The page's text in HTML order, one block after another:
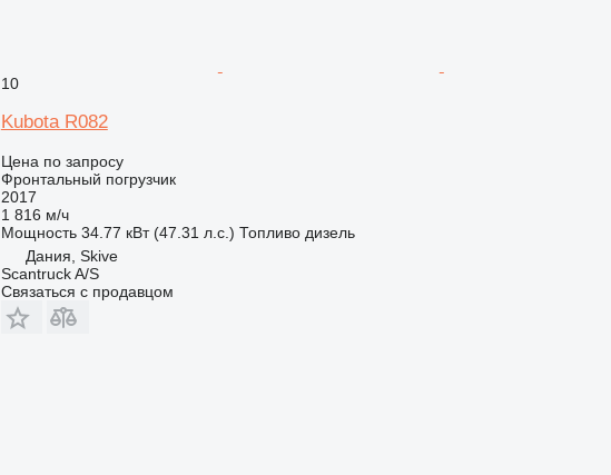
10
Kubota R082
Цена по запросу
Фронтальный погрузчик
2017
1 816 м/ч
Мощность 34.77 кВт (47.31 л.с.) Топливо дизель
Дания, Skive
Scantruck A/S
Связаться с продавцом